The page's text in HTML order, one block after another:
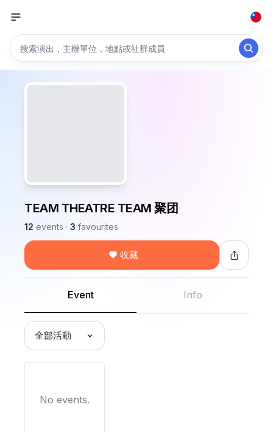
TEAM THEATRE TEAM 聚团
12 events · 3 favourites
收藏
Event Info
全部活動
No events.